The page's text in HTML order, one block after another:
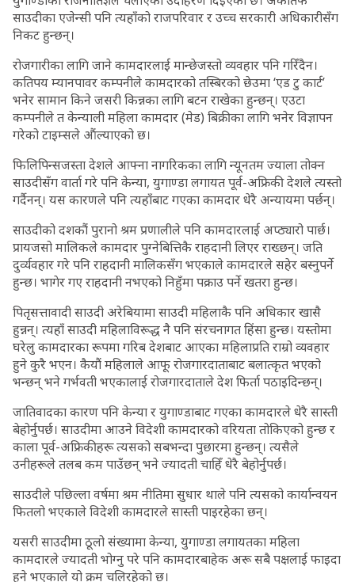
साउदीका एजेन्सी पनि त्यहाँको राजपरिवार र उच्च सरकारी अधिकारीसँग
निकट हुन्छन्।
रोजगारीका लागि जाने कामदारलाई मान्छेजस्तो व्यवहार पनि गरिँदैन।
कतिपय म्यानपावर कम्पनीले कामदारको तस्बिरको छेउमा ‘एड टु कार्ट’
भनेर सामान किने जसरी किन्नका लागि बटन राखेका हुन्छन्। एउटा
कम्पनीले त केन्याली महिला कामदार (मेड) बिक्रीका लागि भनेर विज्ञापन
गरेको टाइम्सले औंल्याएको छ।
फिलिपिन्सजस्ता देशले आफ्ना नागरिकका लागि न्यूनतम ज्याला तोक्न
साउदीसँग वार्ता गरे पनि केन्या, युगाण्डा लगायत पूर्व-अफ्रिकी देशले त्यस्तो
गर्दैनन्। यस कारणले पनि त्यहाँबाट गएका कामदार धेरै अन्यायमा पर्छन्।
साउदीको दशकौं पुरानो श्रम प्रणालीले पनि कामदारलाई अप्ठ्यारो पार्छ।
प्रायजसो मालिकले कामदार पुग्नेबित्तिकै राहदानी लिएर राख्छन्। जति
दुर्व्यवहार गरे पनि राहदानी मालिकसँग भएकाले कामदारले सहेर बस्नुपर्ने
हुन्छ। भागेर गए राहदानी नभएको निहुँमा पक्राउ पर्ने खतरा हुन्छ।
पितृसत्तावादी साउदी अरेबियामा साउदी महिलाकै पनि अधिकार खासै
हुन्नन्। त्यहाँ साउदी महिलाविरूद्ध नै पनि संरचनागत हिंसा हुन्छ। यस्तोमा
घरेलु कामदारका रूपमा गरिब देशबाट आएका महिलाप्रति राम्रो व्यवहार
हुने कुरै भएन। कैयौं महिलाले आफू रोजगारदाताबाट बलात्कृत भएको
भन्छन् भने गर्भवती भएकालाई रोजगारदाताले देश फिर्ता पठाइदिन्छन्।
जातिवादका कारण पनि केन्या र युगाण्डाबाट गएका कामदारले धेरै सास्ती
बेहोर्नुपर्छ। साउदीमा आउने विदेशी कामदारको वरियता तोकिएको हुन्छ र
काला पूर्व-अफ्रिकीहरू त्यसको सबभन्दा पुछारमा हुन्छन्। त्यसैले
उनीहरूले तलब कम पाउँछन् भने ज्यादती चाहिँ धेरै बेहोर्नुपर्छ।
साउदीले पछिल्ला वर्षमा श्रम नीतिमा सुधार थाले पनि त्यसको कार्यान्वयन
फितलो भएकाले विदेशी कामदारले सास्ती पाइरहेका छन्।
यसरी साउदीमा ठूलो संख्यामा केन्या, युगाण्डा लगायतका महिला
कामदारले ज्यादती भोग्नु परे पनि कामदारबाहेक अरू सबै पक्षलाई फाइदा
हुने भएकाले यो क्रम चलिरहेको छ।